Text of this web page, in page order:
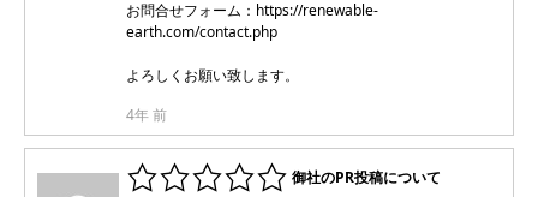
お問合せフォーム：https://renewable-
earth.com/contact.php
よろしくお願い致します。
4年 前
御社のPR投稿について